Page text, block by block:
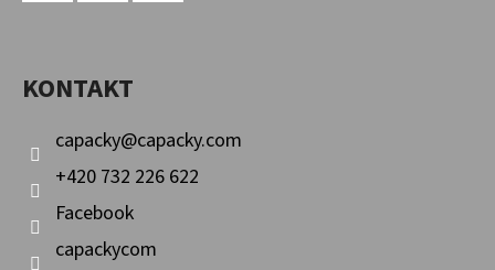
KONTAKT
capacky@capacky.com
+420 732 226 622
Facebook
capackycom